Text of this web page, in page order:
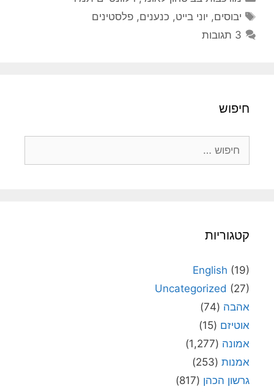
תגיות
יבוסים, יוני בייט, כנענים,פלסטינים
3 תגובות
חיפוש
קטגוריות
English (19)
Uncategorized (27)
אהבה (74)
אוטיזם (15)
אמונה (1,277)
אמנות (253)
גרשון הכהן (817)